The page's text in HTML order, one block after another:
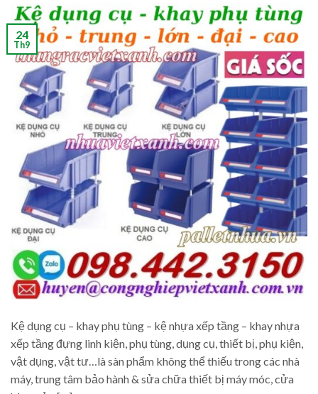
24
Th9
Kệ dụng cụ – khay phụ tùng – kệ nhựa xếp tầng – khay nhựa
xếp tầng đựng linh kiện, phụ tùng, dụng cụ, thiết bị, phụ kiện,
vật dụng, vật tư…là sàn phẩm không thể thiếu trong các nhà
máy, trung tâm bảo hành & sửa chữa thiết bị máy móc, cửa